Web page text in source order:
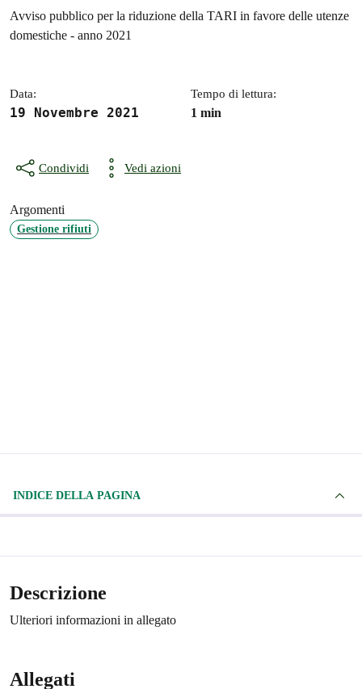
Dettagli della notizia
Avviso pubblico per la riduzione della TARI in favore delle utenze
domestiche - anno 2021
Data:
19 Novembre 2021
Tempo di lettura:
1 min
Condividi Vedi azioni
Argomenti
Gestione rifiuti
INDICE DELLA PAGINA
Descrizione
Ulteriori informazioni in allegato
Allegati